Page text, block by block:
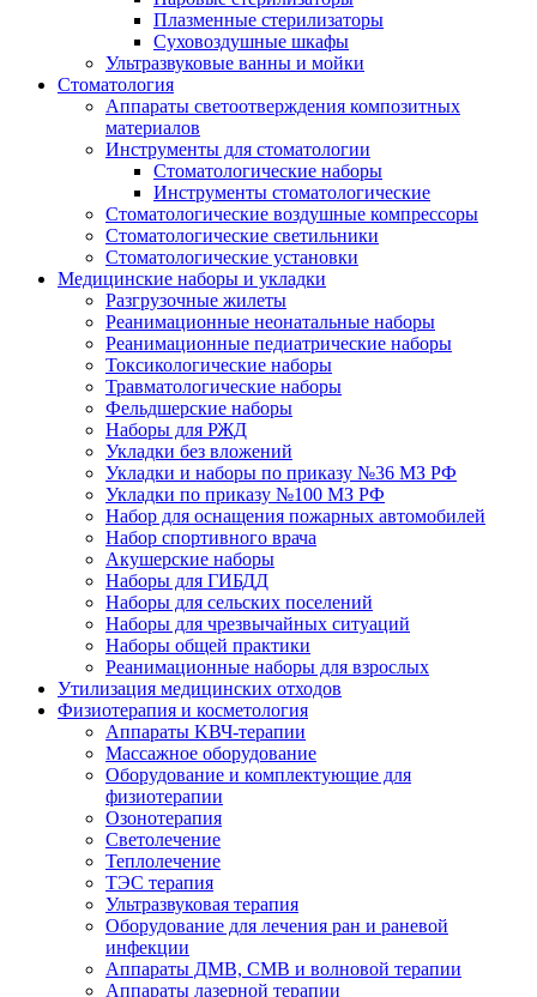
Плазменные стерилизаторы
Суховоздушные шкафы
Ультразвуковые ванны и мойки
Стоматология
Аппараты светоотверждения композитных
материалов
Инструменты для стоматологии
Стоматологические наборы
Инструменты стоматологические
Стоматологические воздушные компрессоры
Стоматологические светильники
Стоматологические установки
Медицинские наборы и укладки
Разгрузочные жилеты
Реанимационные неонатальные наборы
Реанимационные педиатрические наборы
Токсикологические наборы
Травматологические наборы
Фельдшерские наборы
Наборы для РЖД
Укладки без вложений
Укладки и наборы по приказу №36 МЗ РФ
Укладки по приказу №100 МЗ РФ
Набор для оснащения пожарных автомобилей
Набор спортивного врача
Акушерские наборы
Наборы для ГИБДД
Наборы для сельских поселений
Наборы для чрезвычайных ситуаций
Наборы общей практики
Реанимационные наборы для взрослых
Утилизация медицинских отходов
Физиотерапия и косметология
Аппараты KВЧ-терапии
Массажное оборудование
Оборудование и комплектующие для
физиотерапии
Озонотерапия
Светолечение
Теплолечение
ТЭС терапия
Ультразвуковая терапия
Оборудование для лечения ран и раневой
инфекции
Аппараты ДМВ, СМВ и волновой терапии
Аппараты лазерной терапии